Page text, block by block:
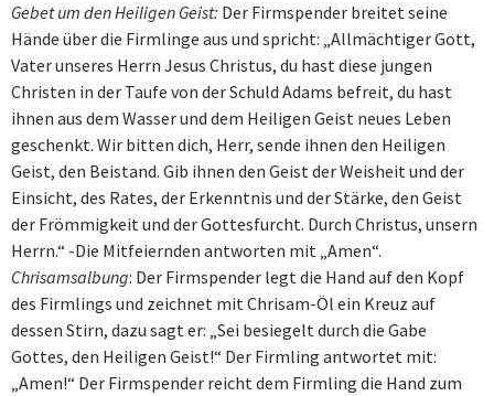
Gebet um den Heiligen Geist: Der Firmspender breitet seine
Hände über die Firmlinge aus und spricht: „Allmächtiger Gott,
Vater unseres Herrn Jesus Christus, du hast diese jungen
Christen in der Taufe von der Schuld Adams befreit, du hast
ihnen aus dem Wasser und dem Heiligen Geist neues Leben
geschenkt. Wir bitten dich, Herr, sende ihnen den Heiligen
Geist, den Beistand. Gib ihnen den Geist der Weisheit und der
Einsicht, des Rates, der Erkenntnis und der Stärke, den Geist
der Frömmigkeit und der Gottesfurcht. Durch Christus, unsern
Herrn.“ -Die Mitfeiernden antworten mit „Amen“.
Chrisamsalbung: Der Firmspender legt die Hand auf den Kopf
des Firmlings und zeichnet mit Chrisam-Öl ein Kreuz auf
dessen Stirn, dazu sagt er: „Sei besiegelt durch die Gabe
Gottes, den Heiligen Geist!“ Der Firmling antwortet mit:
„Amen!“ Der Firmspender reicht dem Firmling die Hand zum